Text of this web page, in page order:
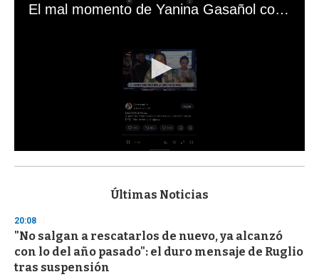
El mal momento de Yanina Gasañol con un hincha argentino en "Subrayado"
s
d
s
o
f
3
Últimas Noticias
20:08
"No salgan a rescatarlos de nuevo, ya alcanzó
con lo del año pasado": el duro mensaje de Ruglio
tras suspensión